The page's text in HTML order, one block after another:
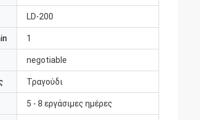
LD-200
1
negotiable
Τραγούδι
5 - 8 εργάσιμες ημέρες